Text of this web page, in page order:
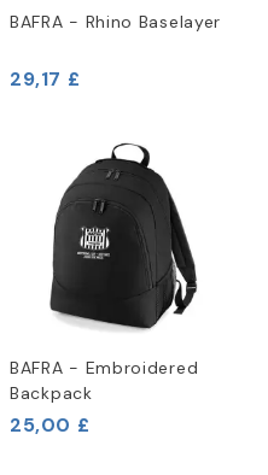
BAFRA - Rhino Baselayer
29,17 £
BAFRA - Embroidered
Backpack
25,00 £